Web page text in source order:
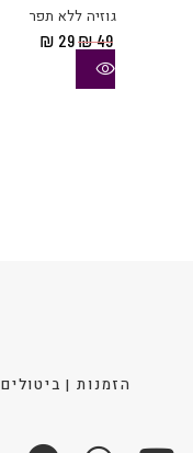
גוזיה ללא תפר
₪49
המחיר
₪ 29
מספר
סוגים.
ניתן
הזמנות | ביטולים